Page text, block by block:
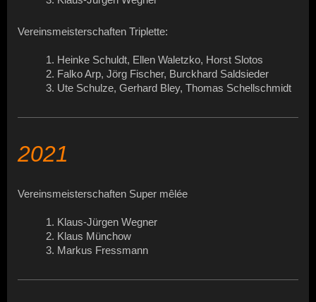
Vereinsmeisterschaften Triplette:
1. Heinke Schuldt, Ellen Waletzko, Horst Slotos
2. Falko Arp, Jörg Fischer, Burckhard Saldsieder
3. Ute Schulze, Gerhard Bley, Thomas Schellschmidt
2021
Vereinsmeisterschaften Super mêlée
1. Klaus-Jürgen Wegner
2. Klaus Münchow
3. Markus Fressmann